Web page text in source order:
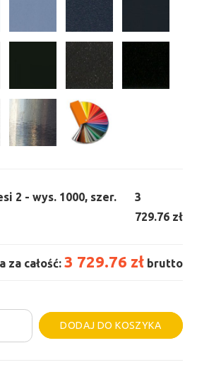
2 - wys. 1000, szer.
3
729.76 zł
za całość: 3 729.76 zł brutto
DODAJ DO KOSZYKA